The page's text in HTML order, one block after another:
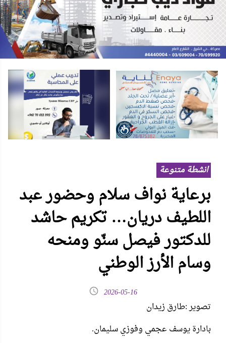
انشطة متنوعة
برعاية نواف سلام وحضور عبد
اللطيف دريان… تكريم حاشد
للدكتور فيصل سنّو ومنحه
وسام الأرز الوطني
2026-05-16
تصوير :طارق زيدان
بادارة يوسف عجمي وفوزي سليمان.